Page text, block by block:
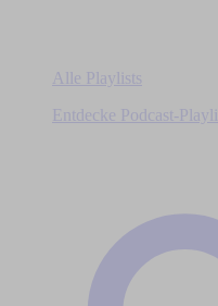
Alle Playlists
Entdecke Podcast-